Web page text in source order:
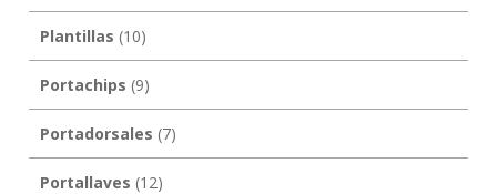
Plantillas (10)
Portachips (9)
Portadorsales (7)
Portallaves (12)